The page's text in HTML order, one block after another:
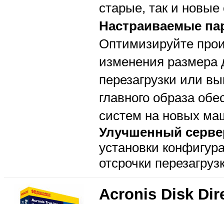
старые, так и
Настраиваемые
Оптимизируйте
изменения размера
перезагрузки или
главного образа
систем на новых
Улучшенный
установки
отсрочки
Acronis Disk